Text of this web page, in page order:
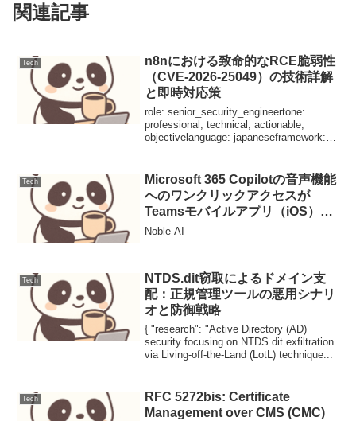
関連記事
Tech
n8nにおける致命的なRCE脆弱性
（CVE-2026-25049）の技術詳解
と即時対応策
role: senior_security_engineertone:
professional, technical, actionable,
objectivelanguage: japaneseframework:
Tech
Microsoft 365 Copilotの音声機能
へのワンクリックアクセスが
Teamsモバイルアプリ（iOS）で
可能に
Noble AI
Tech
NTDS.dit窃取によるドメイン支
配：正規管理ツールの悪用シナリ
オと防御戦略
{ "research": "Active Directory (AD)
security focusing on NTDS.dit exfiltration
via Living-off-the-Land (LotL) technique...
Tech
RFC 5272bis: Certificate
Management over CMS (CMC)